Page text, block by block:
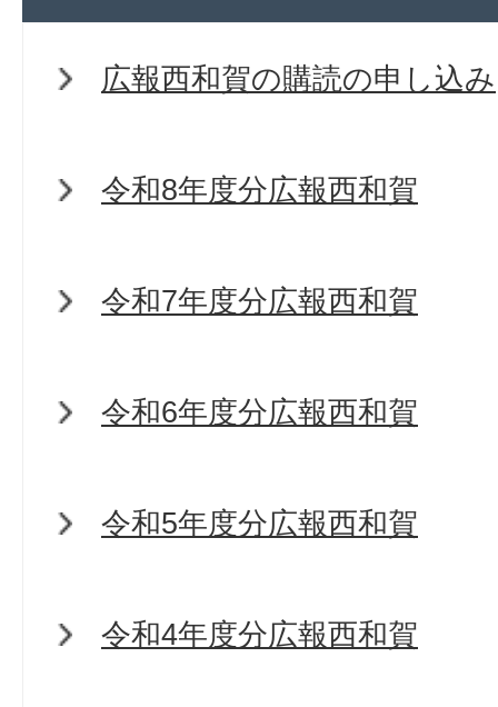
広報西和賀の購読の申し込み
令和8年度分広報西和賀
令和7年度分広報西和賀
令和6年度分広報西和賀
令和5年度分広報西和賀
令和4年度分広報西和賀